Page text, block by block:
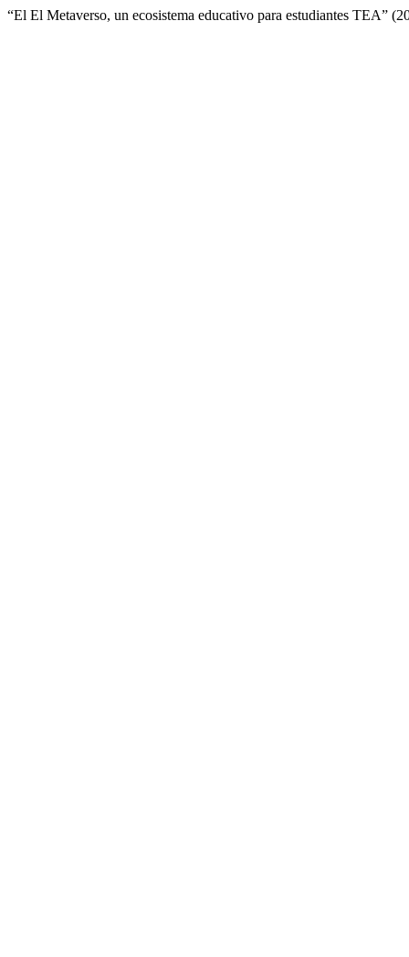
“El El Metaverso, un ecosistema educativo para estudiantes TEA”